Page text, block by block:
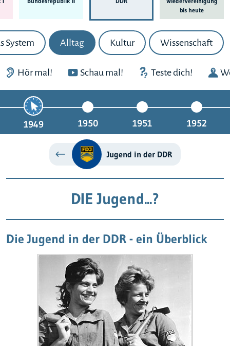
bis heute
System Alltag Kultur Wissenschaft
Hör mal! Schau mal! Teste dich!
1949 1950 1951 1952
Jugend in der DDR
DIE Jugend...?
Die Jugend in der DDR - ein Überblick